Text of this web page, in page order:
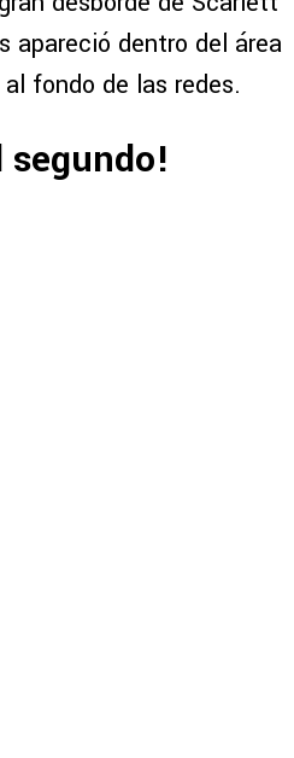
apareció dentro del área
fondo de las redes.
segundo!